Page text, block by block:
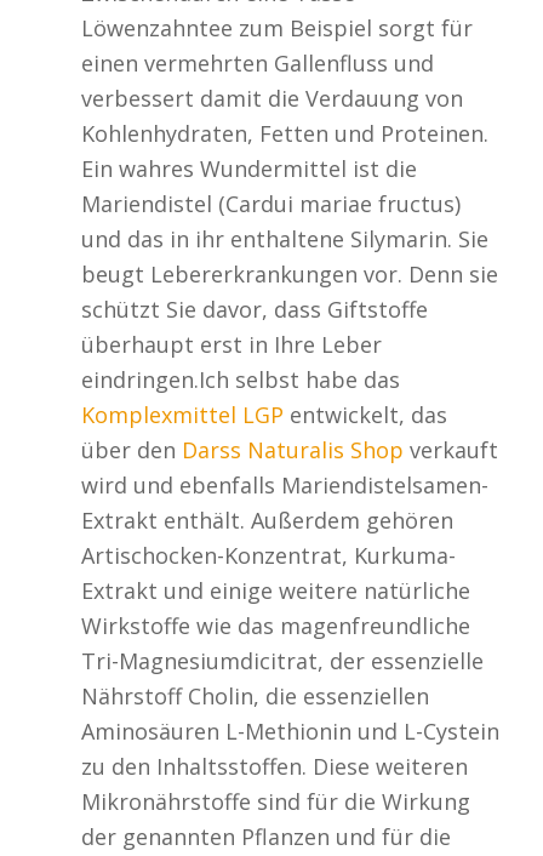
Löwenzahntee zum Beispiel sorgt für
einen vermehrten Gallenfluss und
verbessert damit die Verdauung von
Kohlenhydraten, Fetten und Proteinen.
Ein wahres Wundermittel ist die
Mariendistel (Cardui mariae fructus)
und das in ihr enthaltene Silymarin. Sie
beugt Lebererkrankungen vor. Denn sie
schützt Sie davor, dass Giftstoffe
überhaupt erst in Ihre Leber
eindringen.Ich selbst habe das
Komplexmittel LGP entwickelt, das
über den Darss Naturalis Shop verkauft
wird und ebenfalls Mariendistelsamen-
Extrakt enthält. Außerdem gehören
Artischocken-Konzentrat, Kurkuma-
Extrakt und einige weitere natürliche
Wirkstoffe wie das magenfreundliche
Tri-Magnesiumdicitrat, der essenzielle
Nährstoff Cholin, die essenziellen
Aminosäuren L-Methionin und L-Cystein
zu den Inhaltsstoffen. Diese weiteren
Mikronährstoffe sind für die Wirkung
der genannten Pflanzen und für die